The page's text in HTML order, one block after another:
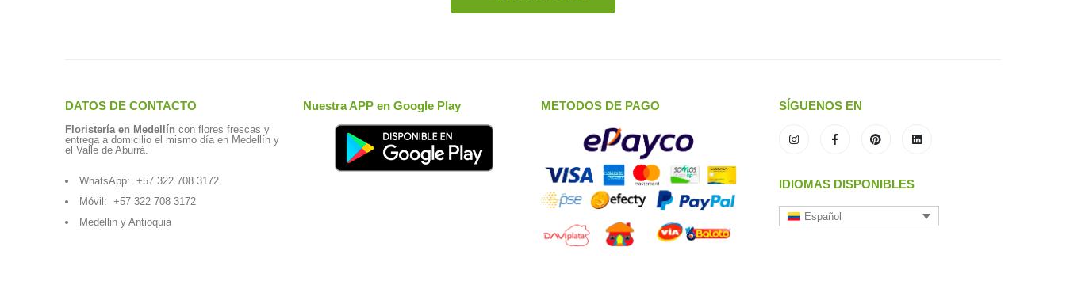
DATOS DE CONTACTO
Floristería en Medellín con flores frescas y
entrega a domicilio el mismo día en Medellín y
el Valle de Aburrá.
WhatsApp: +57 322 708 3172
Móvil: +57 322 708 3172
Medellin y Antioquia
Nuestra APP en Google Play METODOS DE PAGO SÍGUENOS EN
IDIOMAS DISPONIBLES
Español